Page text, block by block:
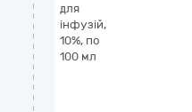
для
інфузій,
10%, по
100 мл